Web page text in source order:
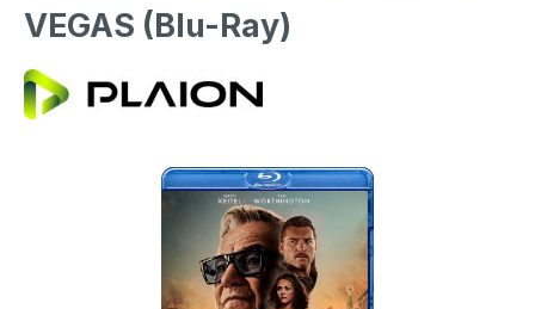
VEGAS (Blu-Ray)
Bildergalerie überspringen